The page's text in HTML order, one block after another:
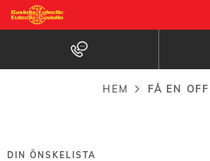
Hoppa
till
huvudinnehåll
Få en offert
HEM FÅ EN
DIN ÖNSKELISTA